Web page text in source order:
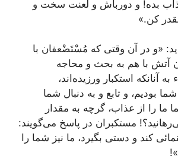
بده! و دورباش و لعنت سخت و
كن.»
«و در آن وقتى كه مُسْتَضْعفان با
آتش با هم به بحث و محاجه
آنانكه استكبار ورزیده‌اند،
بودیم، و تابع و به دنبال شما
ما را از عذاب، گرچه به مقدار
مستكبران در پاسخ مى‌گویند:
كند و دستى بگیرد، ما نیز شما را